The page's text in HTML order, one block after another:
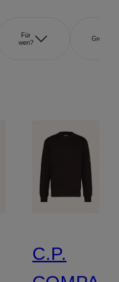
Für
wen?
Größe
C.P.